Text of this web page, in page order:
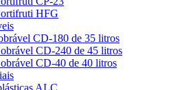
HFG
CD-180 de 35 litros
CD-240 de 45 litros
CD-40 de 40 litros
ALC